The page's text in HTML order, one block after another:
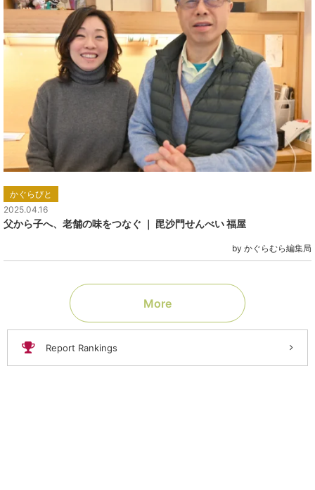
かぐらびと
2025.04.16
父から子へ、老舗の味をつなぐ ｜ 毘沙門せんべい 福屋
by かぐらむら編集局
More
Report Rankings